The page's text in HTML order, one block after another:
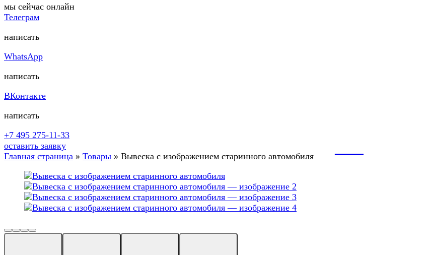
мы сейчас онлайн
Телеграм
написать
WhatsApp
написать
ВКонтакте
написать
+7 495 275-11-33
оставить заявку
Главная страница » Товары » Вывеска с изображением старинного автомобиля